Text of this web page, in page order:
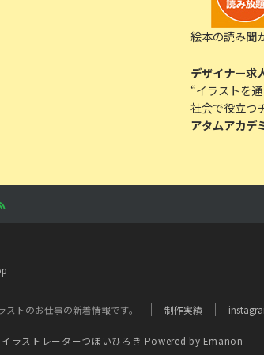
絵本の読み聞
デザイナー求
“イラストを通
社会で役立つ
アタムアカデ
ストのお仕事の新着情報です。 制作実績
ラストレーターつぼいひろき Powered by Emanon